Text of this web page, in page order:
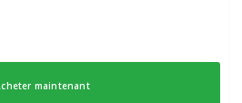
maintenant